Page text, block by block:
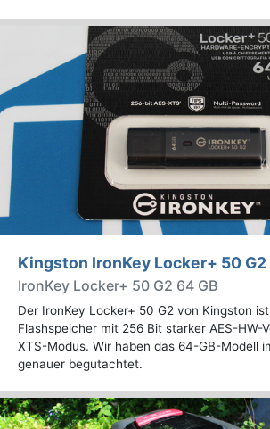
Kingston IronKey Locker+ 50 G2
IronKey Locker+ 50 G2 64 GB
Der IronKey Locker+ 50 G2 von Kingston
Flashspeicher mit 256 Bit starker AES-HW-
XTS-Modus. Wir haben das 64-GB-Modell
genauer begutachtet.